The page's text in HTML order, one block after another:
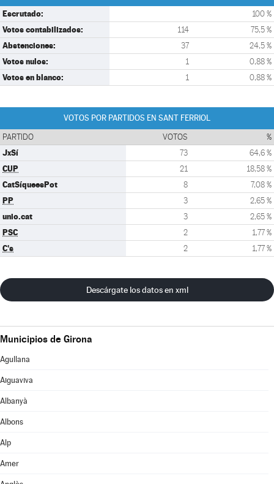
Escrutado: 100 %
Votos contabilizados: 114 75,5 %
Abstenciones: 37 24,5 %
Votos nulos: 1 0,88 %
Votos en blanco: 1 0,88 %
VOTOS POR PARTIDOS EN SANT FERRIOL
PARTIDO VOTOS %
JxSí 73 64,6 %
CUP 21 18,58 %
CatSíqueesPot 8 7,08 %
PP 3 2,65 %
unio.cat 3 2,65 %
PSC 2 1,77 %
C's 2 1,77 %
Descárgate los datos en xml
Municipios de Girona
Agullana
Aiguaviva
Albanyà
Albons
Alp
Amer